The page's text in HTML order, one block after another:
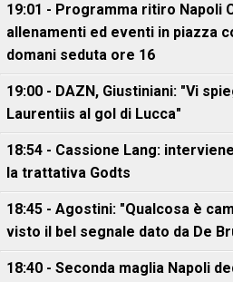
19:01 - Programma ritiro Napoli
allenamenti ed eventi in piazza
domani seduta ore 16
19:00 - DAZN, Giustiniani: "Vi
Laurentiis al gol di Lucca"
18:54 - Cassione Lang:
la trattativa Godts
18:45 - Agostini: "Qualcosa è
visto il bel segnale dato da De
18:40 - Seconda maglia Napoli